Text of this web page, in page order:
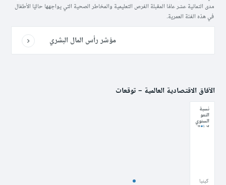
مدى الثمانية عشر عامًا المقبلة الفرص التعليمية والمخاطر الصحية التي يواجهها حاليًا الأطفال
في هذه الفئة العمرية.
مؤشر رأس المال البشري
الآفاق الاقتصادية العالمية – توقعات
نسبة
النمو
السنوي
لإجمالي
عام
كينيا